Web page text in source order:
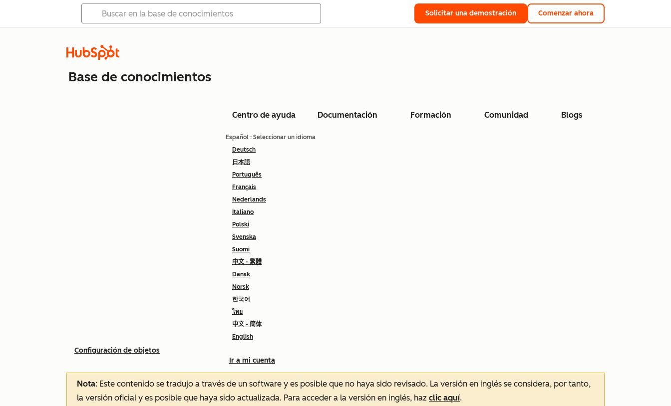
Solicitar una demostración Comenzar ahora
Base de conocimientos
Centro de ayuda Documentación Formación Comunidad Blogs
Español : Seleccionar un idioma
Deutsch
日本語
Português
Français
Nederlands
Italiano
Polski
Svenska
Suomi
中文 - 繁體
Dansk
Norsk
한국어
ไทย
中文 - 简体
English
Ir a mi cuenta
Configuración de objetos
Nota: Este contenido se tradujo a través de un software y es posible que no haya sido revisado. La versión en inglés se considera, por tanto,
la versión oficial y es posible que haya sido actualizada. Para acceder a la versión en inglés, haz clic aquí.